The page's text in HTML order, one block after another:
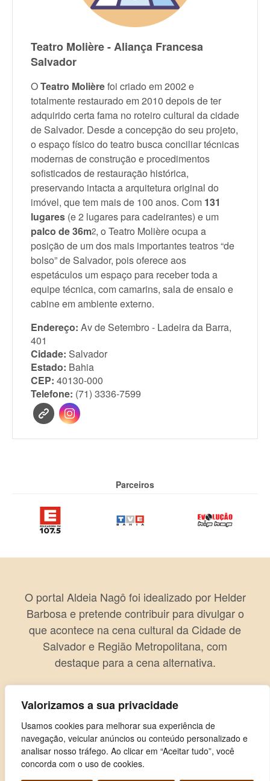
Valorizamos a sua privacidade
Usamos cookies para melhorar sua experiência de
navegação, veicular anúncios ou conteúdo personalizado e
analisar nosso tráfego. Ao clicar em “Aceitar tudo”, você
concorda com o uso de cookies.
Teatro Molière - Aliança Francesa
Salvador
OTeatro Molièrefoi criado em 2002 e
totalmente restaurado em 2010 depois de ter
adquirido certa fama no roteiro cultural da cidade
de Salvador. Desde a concepção do seu projeto,
o espaço físico do teatro busca conciliar técnicas
modernas de construção e procedimentos
sofisticados de restauração histórica,
preservando intacta a arquitetura original do
imóvel, que tem mais de 100 anos. Com 131
lugares (e 2 lugares para cadeirantes) e um
palco de 36m2, o Teatro Molière ocupa a
posição de um dos mais importantes teatros “de
bolso” de Salvador, pois oferece aos
espetáculos um espaço para receber toda a
equipe técnica, com camarins, sala de ensaio e
cabine em ambiente externo.
Endereço: Av de Setembro - Ladeira da Barra,
401
Cidade: Salvador
Estado: Bahia
CEP: 40130-000
Telefone: (71) 3336-7599
Parceiros
O portal Aldeia Nagô foi idealizado por Helder
Barbosa e pretende contribuir para divulgar o
que acontece na cena cultural da Cidade de
Salvador e Região Metropolitana, com
destaque para a cena alternativa.